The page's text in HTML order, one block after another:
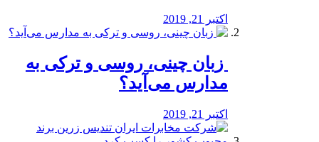
اکتبر 21, 2019
️ زبان چینی، روسی و ترکی به
مدارس می‌آید؟
اکتبر 21, 2019